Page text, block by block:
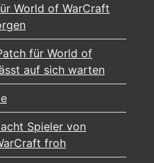
World of WarCraft
für World of
auf sich warten
Spieler von
froh